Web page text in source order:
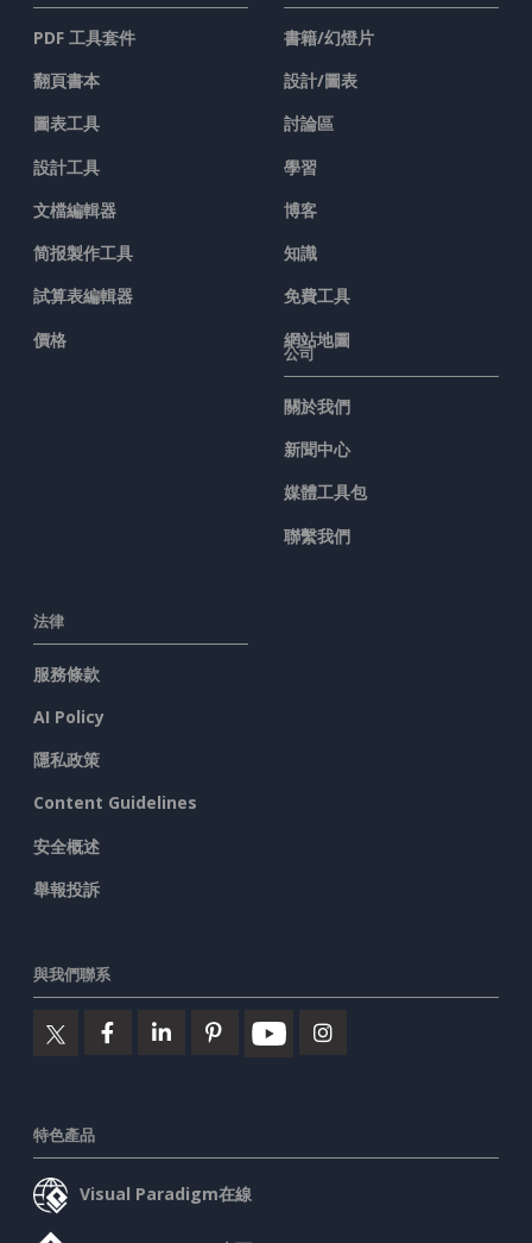
PDF 工具套件
翻頁書本
圖表工具
設計工具
文檔編輯器
简报製作工具
試算表編輯器
價格
書籍/幻燈片
設計/圖表
討論區
學習
博客
知識
免費工具
網站地圖
公司
關於我們
新聞中心
媒體工具包
聯繫我們
法律
服務條款
AI Policy
隱私政策
Content Guidelines
安全概述
舉報投訴
與我們聯系
特色產品
Visual Paradigm在線